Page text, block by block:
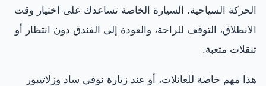
الحركة السياحية. السيارة الخاصة تساعدك على اختيار وقت
الانطلاق، التوقف للراحة، والعودة إلى الفندق دون انتظار أو
تنقلات متعبة.
هذا مهم خاصة للعائلات، أو عند زيارة نوفي ساد وزلاتيبور